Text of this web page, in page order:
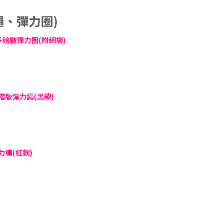
彈力圈)
磅數彈力圈(附網袋)
版彈力繩(黑款)
繩(紅款)